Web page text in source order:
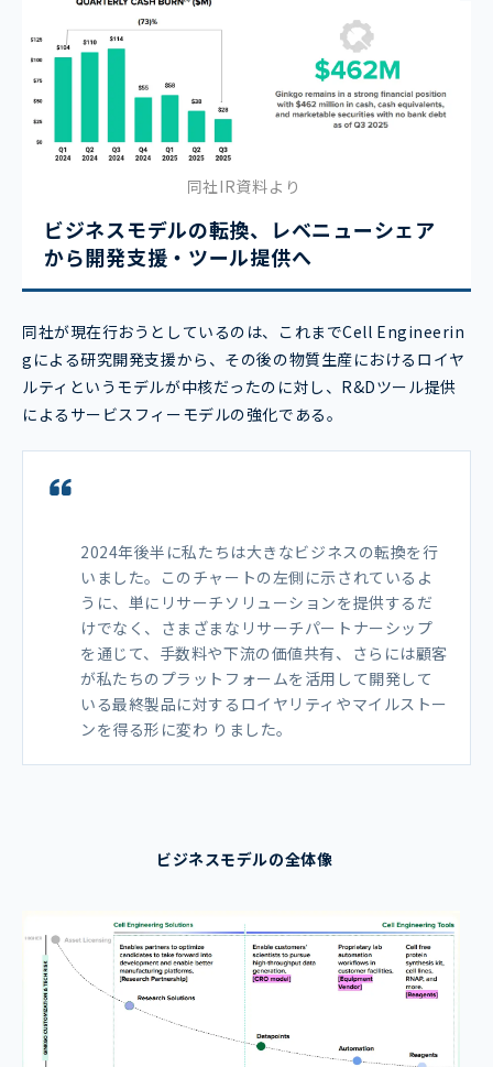
同社IR資料より
ビジネスモデルの転換、レベニューシェア
から開発支援・ツール提供へ
同社が現在行おうとしているのは、これまでCell Engineerin
gによる研究開発支援から、その後の物質生産におけるロイヤ
ルティというモデルが中核だったのに対し、R&Dツール提供
によるサービスフィーモデルの強化である。
2024年後半に私たちは⼤きなビジネスの転換を⾏
いました。このチャートの左側に⽰されているよ
うに、単にリサーチソリューションを提供するだ
けでなく、さまざまなリサーチパートナーシップ
を通じて、⼿数料や下流の価値共有、さらには顧客
が私たちのプラットフォームを活⽤して開発して
いる最終製品に対するロイヤリティやマイルストー
ンを得る形に変わ りました。
ビジネスモデルの全体像